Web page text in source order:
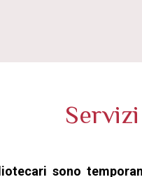
Servizi
sono